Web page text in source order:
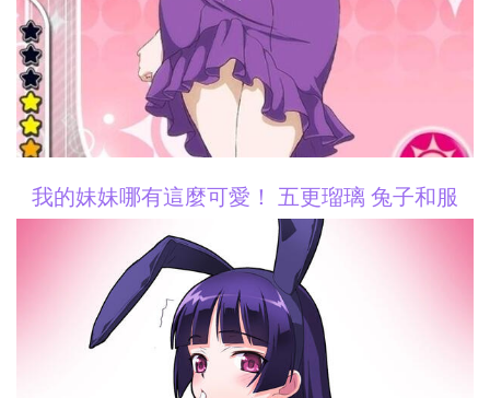
我的妹妹哪有這麼可愛！ 五更瑠璃 兔子和服